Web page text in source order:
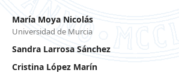
María Moya Nicolás
Universidad de Murcia
Sandra Larrosa Sánchez
Cristina López Marín